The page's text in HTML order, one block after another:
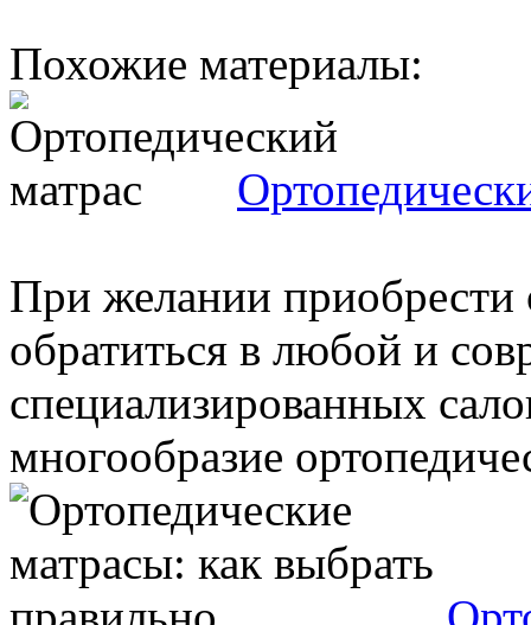
Похожие материалы:
При желании приобрести
обратиться в любой и
специализированных
многообразие